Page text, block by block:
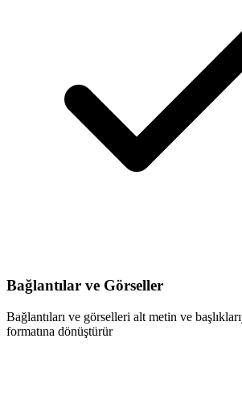
Bağlantılar ve Görseller
Bağlantıları ve görselleri alt metin ve
formatına dönüştürür